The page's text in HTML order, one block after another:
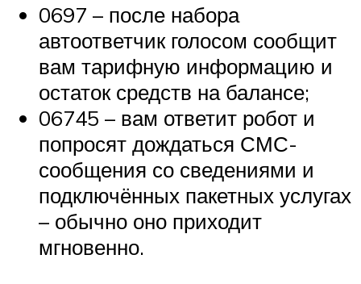
0697 – после набора
автоответчик голосом сообщит
вам тарифную информацию и
остаток средств на балансе;
06745 – вам ответит робот и
попросят дождаться СМС-
сообщения со сведениями и
подключённых пакетных услугах
– обычно оно приходит
мгновенно.